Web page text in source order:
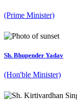
(Prime Minister)
Sh. Bhupender Yadav
(Hon'ble Minister)